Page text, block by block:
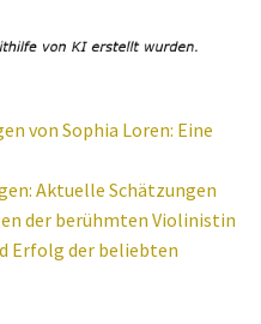
von Sophia Loren: Eine
Aktuelle Schätzungen
der berühmten Violinistin
Erfolg der beliebten